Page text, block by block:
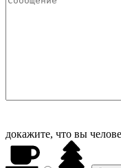
докажите, что вы